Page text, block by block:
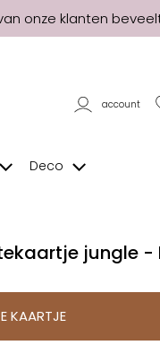
onze klanten
account
Deco
jungle -
KAARTJE